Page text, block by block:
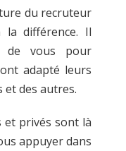
du recruteur
différence. Il
de vous pour
adapté leurs
et des autres.
et privés sont là
appuyer dans